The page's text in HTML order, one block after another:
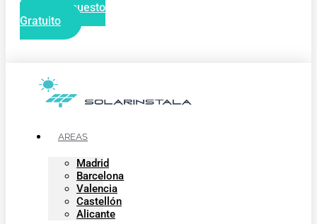
Presupuesto
Gratuito
AREAS
Madrid
Barcelona
Valencia
Castellón
Alicante